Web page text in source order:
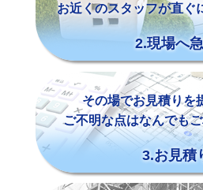
お近くのスタッフが直ぐ
2.現場へ
その場でお見積りを
ご不明な点はなんでも
3.お見積